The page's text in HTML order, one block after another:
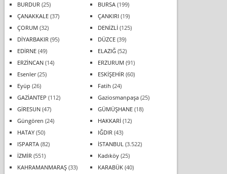
BURDUR (25) BURSA(199)
ÇANAKKALE(37) ÇANKIRI (19)
ÇORUM (32) DENİZLİ (125)
DİYARBAKIR (95) DÜZCE(39)
EDİRNE(49) ELAZIĞ(52)
ERZİNCAN(14) ERZURUM (91)
Esenler(25) ESKİŞEHİR (60)
Eyüp (26) Fatih (24)
GAZİANTEP (112) Gaziosmanpaşa(25)
GİRESUN(47) GÜMÜŞHANE(18)
Güngören (24) HAKKARİ (12)
HATAY(50) IĞDIR (43)
ISPARTA(82) İSTANBUL (3.522)
İZMİR (551) Kadıköy(25)
KAHRAMANMARAŞ(33) KARABÜK(40)